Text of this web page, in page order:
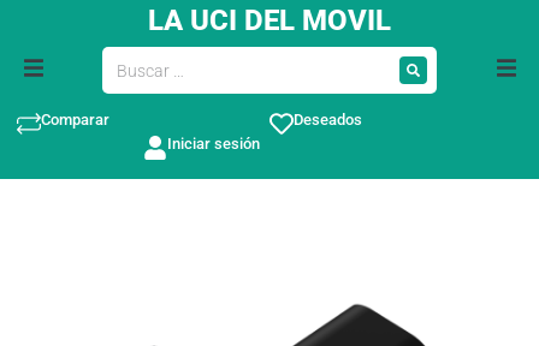
LA UCI DEL MOVIL
Comparar
Deseados
Iniciar sesión